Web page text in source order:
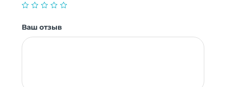
Ваш отзыв